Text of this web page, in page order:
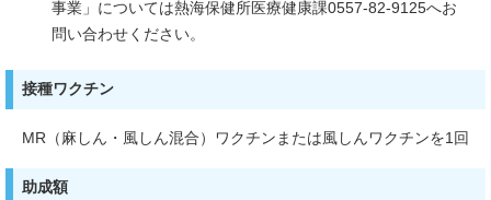
事業」については熱海保健所医療健康課0557-82-9125へお
問い合わせください。
接種ワクチン
MR（麻しん・風しん混合）ワクチンまたは風しんワクチンを1回
助成額